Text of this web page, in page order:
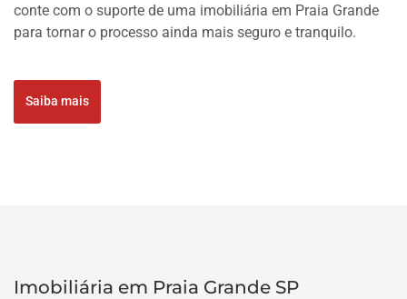
conte com o suporte de uma imobiliária em Praia Grande
para tornar o processo ainda mais seguro e tranquilo.
Saiba mais
Imobiliária em Praia Grande SP